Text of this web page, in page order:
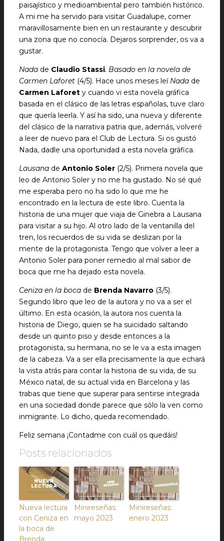
paisajístico y medioambiental pero también histórico.
A mi me ha servido para visitar Guadalupe, comer
maravillosamente bien en un restaurante y descubrir
una zona que no conocía. Dejaros sorprender, os va a
gustar.
Nada de Claudio Stassi. Basado en la novela de
Carmen Laforet (4/5). Hace unos meses leí Nada de
Carmen Laforet y cuando vi esta novela gráfica
basada en el clásico de las letras españolas, tuve claro
que quería leerla. Y así ha sido, una nueva y diferente
del clásico de la narrativa patria que, además, volveré
a leer de nuevo para el Club de Lectura. Si os gustó
Nada, dadle una oportunidad a esta novela gráfica.
Lausana de Antonio Soler (2/5). Primera novela que
leo de Antonio Soler y no me ha gustado. No sé qué
me esperaba pero no ha sido lo que me he
encontrado en la lectura de este libro. Cuenta la
historia de una mujer que viaja de Ginebra a Lausana
para visitar a su hijo. Al otro lado de la ventanilla del
tren, los recuerdos de su vida se deslizan por la
mente de la protagonista. Tengo que volver a leer a
Antonio Soler para poner remedio al mal sabor de
boca que me ha dejado esta novela.
Ceniza en la boca de Brenda Navarro (3/5).
Segundo libro que leo de la autora y no va a ser el
último. En esta ocasión, la autora nos cuenta la
historia de Diego, quien se ha suicidado saltando
desde un quinto piso y desde entonces a la
protagonista, su hermana, no se le va a esta imagen
de la cabeza. Va a ser ella precisamente la que echará
la vista atrás para contar la historia de su vida, de su
México natal, de su actual vida en Barcelona y las
trabas que tiene que superar para sentirse integrada
en una sociedad donde parece que sólo la ven como
inmigrante. Lo dicho, queda recomendado.
Feliz semana ¡Contadme con cuál os quedáis!
Posts relacionados
Nueva lectura
con Ceniza en
la boca de
Brenda
Minireseñas:
mayo 2023
Minireseñas:
enero 2023